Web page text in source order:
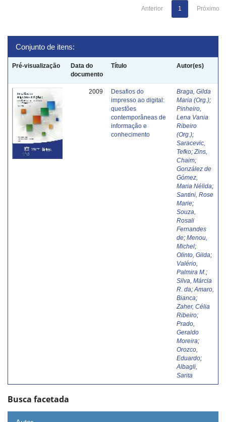
Anterior 1 Próximo
Conjunto de itens:
Pré-visualização
Data do
documento
Título Autor(es)
2009
Desafios do
impresso ao digital:
questões
contemporâneas de
informação e
conhecimento
Braga, Gilda
Maria (Org.);
Pinheiro,
Lena Vania
Ribeiro
(Org.);
Saracevic,
Tefko; Zins,
Chaim;
González de
Gómez,
Maria Nélida;
Santini, Rose
Marie;
Souza,
Rosali
Fernandes
de; Menou,
Michel;
Olinto, Gilda;
Valério,
Palmira M. ;
Silva, Márcia
R. da; Amaro,
Bianca;
Zaher, Célia
Ribeiro;
Prado,
Geraldo
Moreira;
Orozco,
Eduardo;
Albagli,
Sarita
Busca facetada